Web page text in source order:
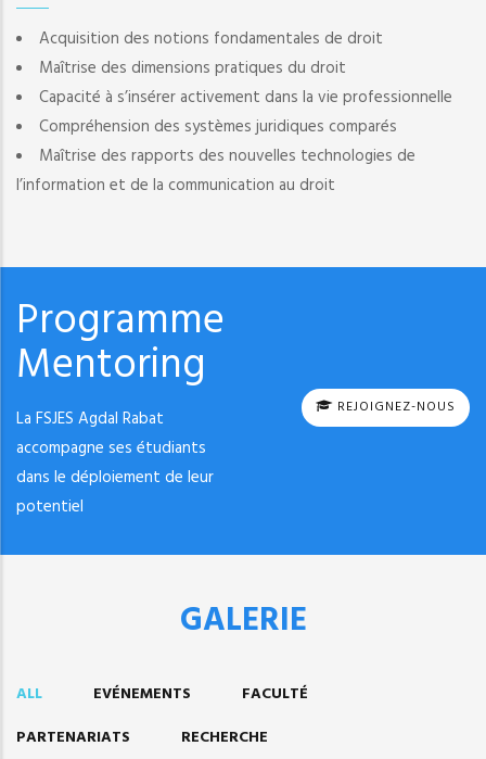
Acquisition des notions fondamentales de droit
Maîtrise des dimensions pratiques du droit
Capacité à s’insérer activement dans la vie professionnelle
Compréhension des systèmes juridiques comparés
Maîtrise des rapports des nouvelles technologies de
l’information et de la communication au droit
Programme
Mentoring
La FSJES Agdal Rabat
accompagne ses étudiants
dans le déploiement de leur
potentiel
REJOIGNEZ-NOUS
GALERIE
ALL EVÉNEMENTS
FACULTÉ
PARTENARIATS
RECHERCHE